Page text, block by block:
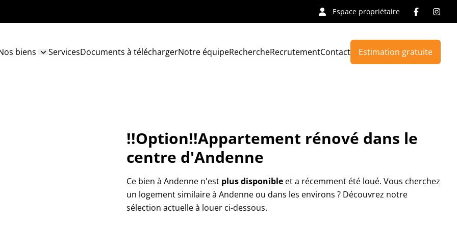
Espace propriétaire
biens ServicesDocuments à téléchargerNotre équipeRechercheRecrutementContact Estimation gratuite
!!Option!!Appartement rénové dans le
centre d'Andenne
Ce bien à Andenne n'est plus disponible et a récemment été loué. Vous cherchez
un logement similaire à Andenne ou dans les environs ? Découvrez notre
sélection actuelle à louer ci-dessous.